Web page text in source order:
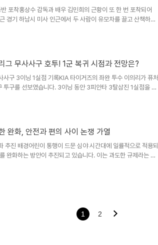
강조하며, 스타벅스 불매 운동이 6월 3일까지 지속될 것이라고
포착홍상수 감독과 배우 김민희의 근황이 또 한 번 포착되어
경기 하남시 미사 인근에서 두 사람이 유모차를 끌고 산책하는
모차에는 돌이 지난 아들이 탑승해 있었으며, 아들은 많이 성장
논란은 계속해서 이목을 끌고 있습니다. 영화 작업 및 연인 관계
난 2015년 영화 '지금은 맞고 그때는 틀리다'를 통해 인연..
그 무사사구 호투! 1군 복귀 시점과 전망은?
사구 3이닝 1실점 기록KIA 타이거즈의 좌완 투수 이의리가 퓨처
투구를 선보였습니다. 3이닝 동안 3피안타 3탈삼진 1실점을 기
보여주었습니다. 이는 올 시즌 1군 정규시즌에서 단 한 번도 달
번 체감했을 것입니다. 자신감 회복과 1군 복귀 전망자신의 투
는 것이 이의리 선수의 다음 과제입니다. 결과에 대한 부담감으
완화, 안전과 편의 사이 논쟁 가열
추진 배경어린이 통행이 드문 심야 시간대에 일률적으로 적용되
완화하는 방안이 추진되고 있습니다. 이는 과도한 규제라는 지
간제 스쿨존 확대를 검토하고 있습니다. 합리적인 규제 완화라
유지 필요성도 제기됩니다. 스쿨존 교통사고 현황 및 향후 전..
1 2